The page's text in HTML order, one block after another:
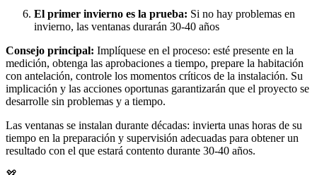
El primer invierno es la prueba: Si no hay problemas en
invierno, las ventanas durarán 30-40 años
Consejo principal: Implíquese en el proceso: esté presente en la
medición, obtenga las aprobaciones a tiempo, prepare la habitación
con antelación, controle los momentos críticos de la instalación. Su
implicación y las acciones oportunas garantizarán que el proyecto se
desarrolle sin problemas y a tiempo.
Las ventanas se instalan durante décadas: invierta unas horas de su
tiempo en la preparación y supervisión adecuadas para obtener un
resultado con el que estará contento durante 30-40 años.